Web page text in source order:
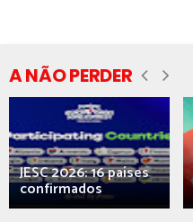
A NÃO PERDER
JESC 2026: 16 países
confirmados